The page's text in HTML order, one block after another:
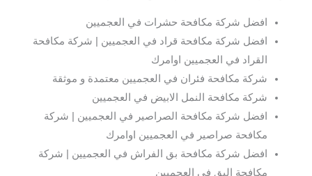
افضل شركة مكافحة حشرات في العجميين
افضل شركة مكافحة قراد في العجميين | شركة مكافحة
القراد في العجميين اوامرك
شركة مكافحة فئران في العجميين معتمدة و موثقة
شركة مكافحة النمل الابيض في العجميين
افضل شركة مكافحة الصراصير في العجميين | شركة
مكافحة صراصير في العجميين اوامرك
افضل شركة مكافحة بق الفراش في العجميين | شركة
مكافحة البق في العجميين